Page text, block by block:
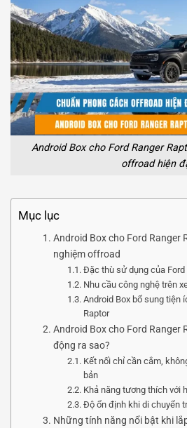
Android Box cho Ford Ranger
offroad hiện
Mục lục
Android Box cho Ford Ranger
nghiệm offroad
Đặc thù sử dụng của Ford
Nhu cầu công nghệ trên
Android Box bổ sung tiện
Raptor
Android Box cho Ford Ranger
động ra sao?
Kết nối chỉ cần cắm,
bản
Khả năng tương thích với
Độ ổn định khi di chuyển
Những tính năng nổi bật khi